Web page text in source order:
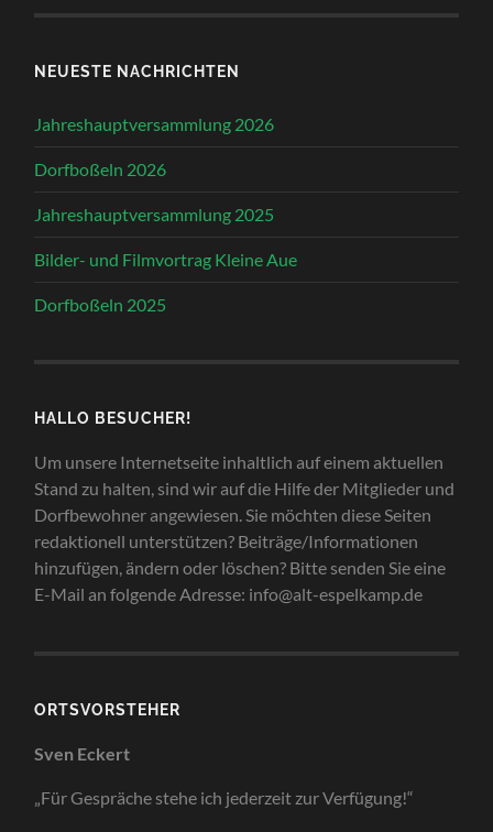
NEUESTE NACHRICHTEN
Jahreshauptversammlung 2026
Dorfboßeln 2026
Jahreshauptversammlung 2025
Bilder- und Filmvortrag Kleine Aue
Dorfboßeln 2025
HALLO BESUCHER!
Um unsere Internetseite inhaltlich auf einem aktuellen
Stand zu halten, sind wir auf die Hilfe der Mitglieder und
Dorfbewohner angewiesen. Sie möchten diese Seiten
redaktionell unterstützen? Beiträge/Informationen
hinzufügen, ändern oder löschen? Bitte senden Sie eine
E-Mail an folgende Adresse: info@alt-espelkamp.de
ORTSVORSTEHER
Sven Eckert
„Für Gespräche stehe ich jederzeit zur Verfügung!“